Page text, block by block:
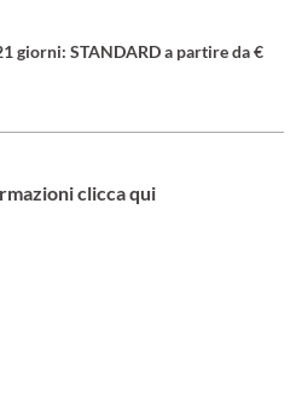
giorni: STANDARD a partire da €
clicca qui